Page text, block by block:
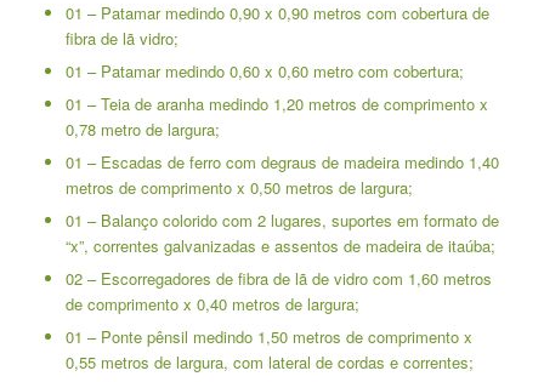
01 – Patamar medindo 0,90 x 0,90 metros com cobertura de
fibra de lã vidro;
01 – Patamar medindo 0,60 x 0,60 metro com cobertura;
01 – Teia de aranha medindo 1,20 metros de comprimento x
0,78 metro de largura;
01 – Escadas de ferro com degraus de madeira medindo 1,40
metros de comprimento x 0,50 metros de largura;
01 – Balanço colorido com 2 lugares, suportes em formato de
“x”, correntes galvanizadas e assentos de madeira de itaúba;
02 – Escorregadores de fibra de lã de vidro com 1,60 metros
de comprimento x 0,40 metros de largura;
01 – Ponte pênsil medindo 1,50 metros de comprimento x
0,55 metros de largura, com lateral de cordas e correntes;